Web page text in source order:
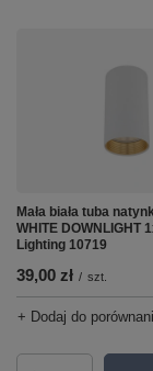
Mała biała tuba
WHITE DOWNLIGHT
Lighting 10719
39,00 zł / szt.
+ Dodaj do